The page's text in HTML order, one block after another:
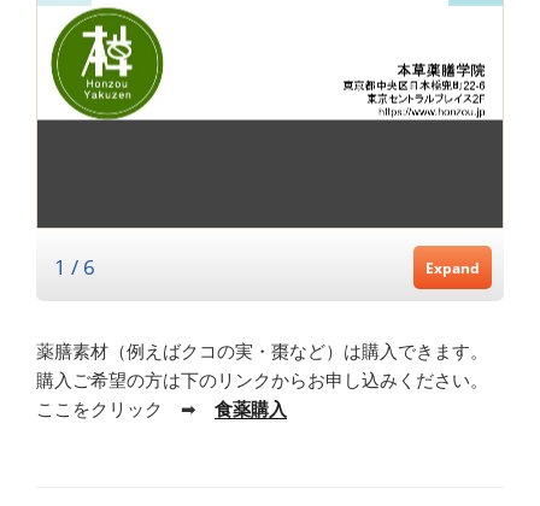
薬膳素材（例えばクコの実・棗など）は購入できます。
購入ご希望の方は下のリンクからお申し込みください。
ここをクリック ➡ 食薬購入